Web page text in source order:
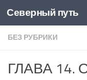
Skip to content
Северный путь
БЕЗ РУБРИКИ
ГЛАВА